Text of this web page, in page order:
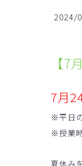
2024/
【7
7月
※平日
※授業
夏休み